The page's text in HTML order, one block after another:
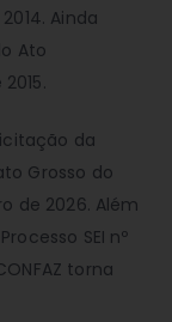
Ainda
Ato
da
Grosso do
de 2026. Além
SEI nº
torna